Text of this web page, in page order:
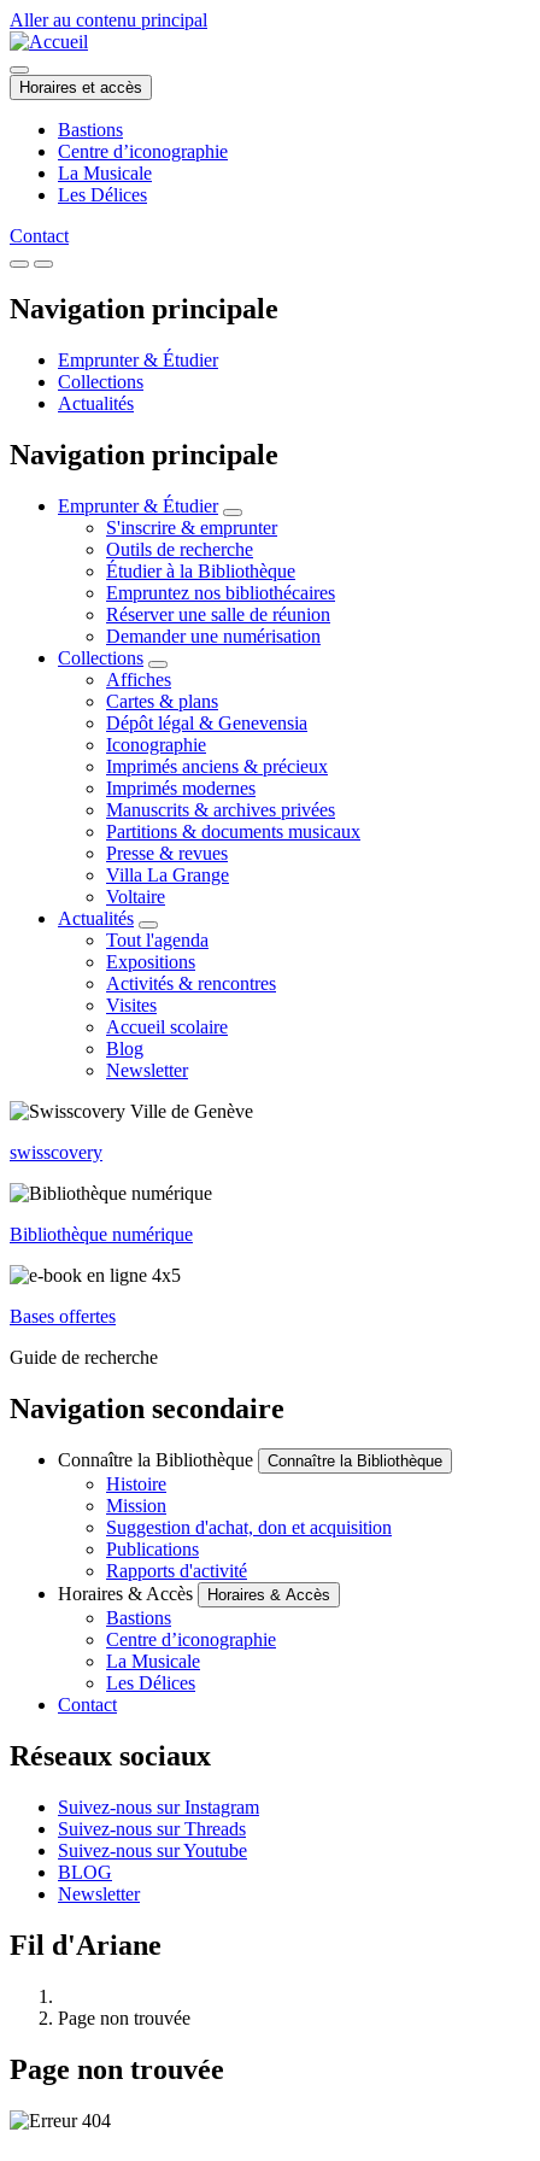
Aller au contenu principal
Horaires et accès
Bastions
Centre d’iconographie
La Musicale
Les Délices
Contact
Navigation principale
Emprunter & Étudier
Collections
Actualités
Navigation principale
Emprunter & Étudier
S'inscrire & emprunter
Outils de recherche
Étudier à la Bibliothèque
Empruntez nos bibliothécaires
Réserver une salle de réunion
Demander une numérisation
Collections
Affiches
Cartes & plans
Dépôt légal & Genevensia
Iconographie
Imprimés anciens & précieux
Imprimés modernes
Manuscrits & archives privées
Partitions & documents musicaux
Presse & revues
Villa La Grange
Voltaire
Actualités
Tout l'agenda
Expositions
Activités & rencontres
Visites
Accueil scolaire
Blog
Newsletter
swisscovery
Bibliothèque numérique
Bases offertes
Guide de recherche
Navigation secondaire
Connaître la Bibliothèque Connaître la Bibliothèque
Histoire
Mission
Suggestion d'achat, don et acquisition
Publications
Rapports d'activité
Horaires & Accès
Horaires & Accès
Bastions
Centre d’iconographie
La Musicale
Les Délices
Contact
Réseaux sociaux
Suivez-nous sur Instagram
Suivez-nous sur Threads
Suivez-nous sur Youtube
BLOG
Newsletter
Fil d'Ariane
Page non trouvée
Page non trouvée